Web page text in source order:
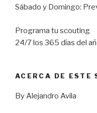
Sábado y Domingo:
Programa tu scouting
24/7 los 365 días del
ACERCA DE ESTE
By Alejandro Avila